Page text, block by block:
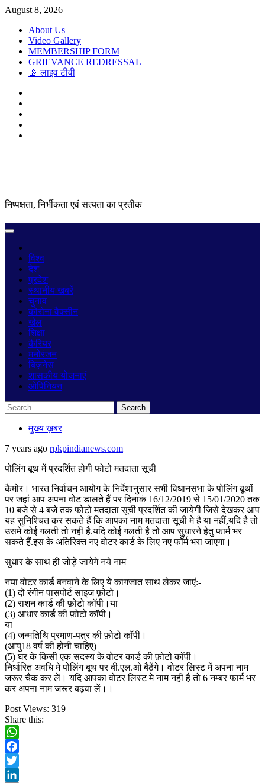
Skip
content
August 8, 2026
About Us
Video Gallery
MEMBERSHIP FORM
GRIEVANCE REDRESSAL
📡 लाइव टीवी
निष्पक्षता, निर्भीकता एवं सत्यता का प्रतीक
Primary
विश्व
देश
प्रदेश
स्थानीय खबरें
चुनाव
कोरोना वैक्सीन
खेल
शिक्षा
कैरियर
मनोरंजन
बिज़नेस
शासकीय योजनाएं
ओपिनियन
Search
for:
मुख्य ख़बर
7 years ago rpkpindianews.com
पोलिंग बूथ में प्रदर्शित होगी फोटो मतदाता सूची
कैमोर। भारत निर्वाचन आयोग के निर्देशानुसार सभी विधानसभा के पोलिंग बूथों
पर जहां आप अपना वोट डालते हैं पर दिनाकं 16/12/2019 से 15/01/2020 तक
10 बजे से 4 बजे तक फोटो मतदाता सूची प्रदर्शित की जायेगी जिसे देखकर आप
यह सुनिश्चित कर सकते हैं कि आपका नाम मतदाता सूची मे है या नहीं,यदि है तो
उसमे कोई गलती तो नहीं है.यदि कोई गलती है तो आप सुधारने हेतु फार्म भर
सकते हैं.इस के अतिरिक्त नए वोटर कार्ड के लिए नए फॉर्म भरा जाएगा।
सुधार के साथ ही जोड़े जायेगे नये नाम
नया वोटर कार्ड बनवाने के लिए ये कागजात साथ लेकर जाएं:-
(1) दो रंगीन पासपोर्ट साइज फ़ोटो।
(2) राशन कार्ड की फ़ोटो कॉपी।या
(3) आधार कार्ड की फ़ोटो कॉपी।
या
(4) जन्मतिथि प्रमाण-पत्र की फ़ोटो कॉपी।
(आयु18 वर्ष की होनी चाहिए)
(5) घर के किसी एक सदस्य के वोटर कार्ड की फ़ोटो कॉपी।
निर्धारित अवधि मे पोलिंग बूथ पर बी.एल.ओ बैठेंगे। वोटर लिस्ट में अपना नाम
जरूर चैक कर लें। यदि आपका वोटर लिस्ट मे नाम नहीं है तो 6 नम्बर फार्म भर
कर अपना नाम जरूर बढ़वा लें।।
Post Views: 319
Share this:
WhatsApp
Facebook
Twitter